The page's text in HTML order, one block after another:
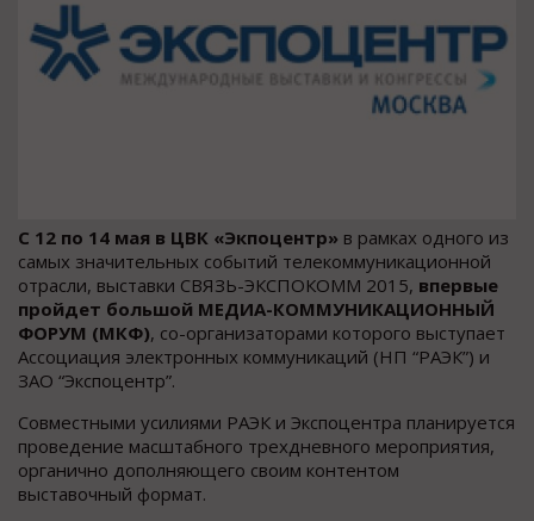
С 12 по 14 мая в ЦВК «Экпоцентр» в рамках одного из
самых значительных событий телекоммуникационной
отрасли, выставки СВЯЗЬ-ЭКСПОКОММ 2015, впервые
пройдет большой МЕДИА-КОММУНИКАЦИОННЫЙ
ФОРУМ (МКФ), со-организаторами которого выступает
Ассоциация электронных коммуникаций (НП “РАЭК”) и
ЗАО “Экспоцентр”.
Совместными усилиями РАЭК и Экспоцентра планируется
проведение масштабного трехдневного мероприятия,
органично дополняющего своим контентом
выставочный формат.